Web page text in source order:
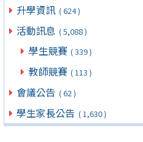
升學資訊 ( 624 )
活動訊息 ( 5,088 )
學生競賽 ( 339 )
教師競賽 ( 113 )
會議公告 ( 62 )
學生家長公告 ( 1,630 )